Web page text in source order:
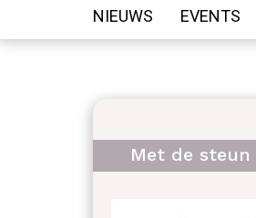
NIEUWS EVENTS
Met de steun